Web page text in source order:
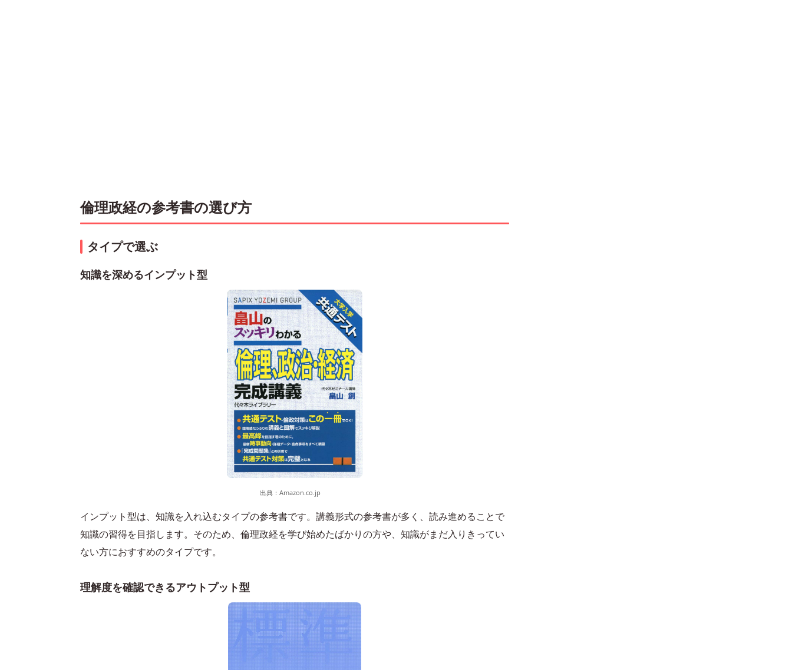
倫理政経の参考書の選び方
タイプで選ぶ
知識を深めるインプット型
出典： Amazon.co.jp
インプット型は、知識を入れ込むタイプの参考書です。講義形式の参考書が多く、読み進めることで
知識の習得を目指します。そのため、倫理政経を学び始めたばかりの方や、知識がまだ入りきってい
ない方におすすめのタイプです。
理解度を確認できるアウトプット型